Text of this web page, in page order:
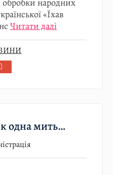
обробки народних
«Їхав
Читати далі
одна мить…